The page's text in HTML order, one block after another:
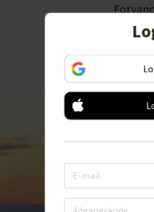
er i